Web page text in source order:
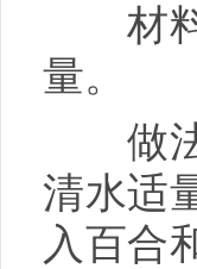
材料
量。
做法
清水适
入百合